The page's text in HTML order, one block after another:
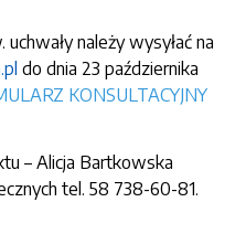
należy wysyłać na
do dnia 23 października
KONSULTACYJNY
– Alicja Bartkowska
tel. 58 738-60-81.